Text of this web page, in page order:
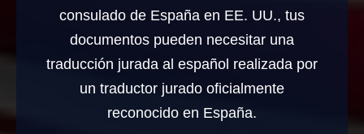
consulado de España en EE. UU., tus
documentos pueden necesitar una
traducción jurada al español realizada por
un traductor jurado oficialmente
reconocido en España.